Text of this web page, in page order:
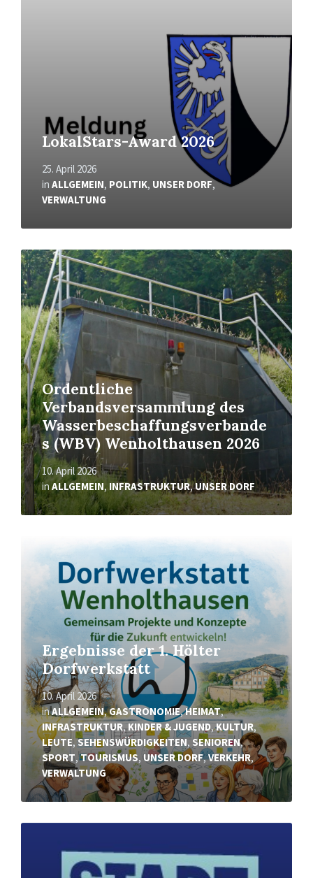
LokalStars-Award 2026
25. April 2026
in ALLGEMEIN, POLITIK, UNSER DORF,
VERWALTUNG
Ordentliche
Verbandsversammlung des
Wasserbeschaffungsverbande
s (WBV) Wenholthausen 2026
10. April 2026
in ALLGEMEIN, INFRASTRUKTUR,UNSER DORF
Mehr
erfahren
Ergebnisse der 1. Hölter
Dorfwerkstatt
10. April 2026
inALLGEMEIN,GASTRONOMIE,HEIMAT,
INFRASTRUKTUR,KINDER & JUGEND,KULTUR,
LEUTE,SEHENSWÜRDIGKEITEN,SENIOREN,
SPORT,TOURISMUS,UNSER DORF,VERKEHR,
VERWALTUNG
erfahren
Mehr